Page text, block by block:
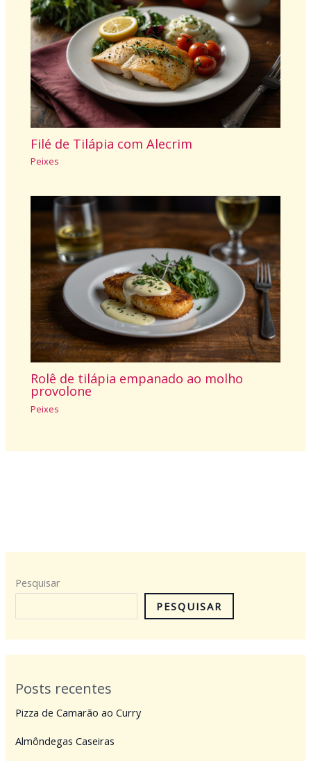
Filé de Tilápia com Alecrim
Peixes
Rolê de tilápia empanado ao molho
provolone
Peixes
Pesquisar
PESQUISAR
Posts recentes
Pizza de Camarão ao Curry
Almôndegas Caseiras